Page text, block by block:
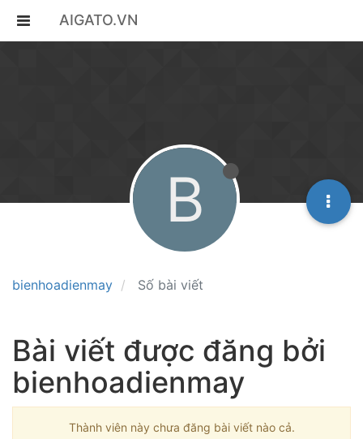
AIGATO.VN
bienhoadienmay Số bài viết
B
Bài viết được đăng bởi
bienhoadienmay
Thành viên này chưa đăng bài viết nào cả.